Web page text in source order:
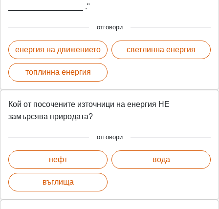
_________________ ."
отговори
енергия на движението
топлинна енергия
светлинна енергия
Кой от посочените източници на енергия НЕ
замърсява природата?
отговори
нефт
въглища
вода